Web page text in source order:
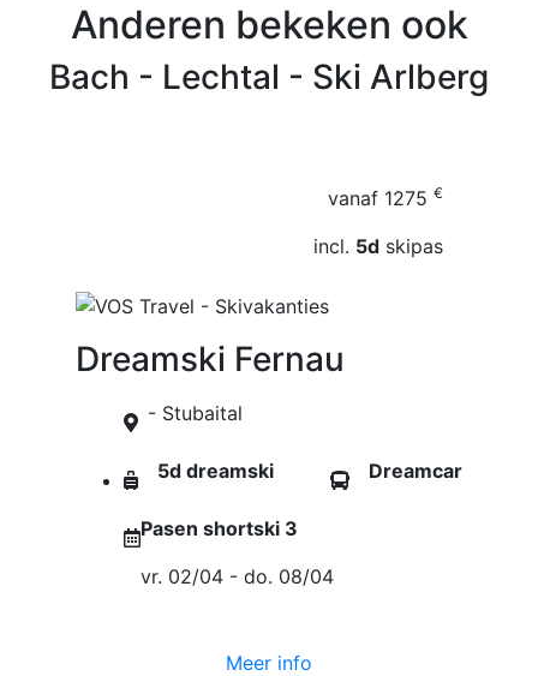
Anderen bekeken ook
Bach - Lechtal - Ski Arlberg
vanaf 1275 €
incl. 5d skipas
Dreamski Fernau
- Stubaital
5d dreamski Dreamcar
Pasen shortski 3
vr. 02/04 - do. 08/04
Meer info